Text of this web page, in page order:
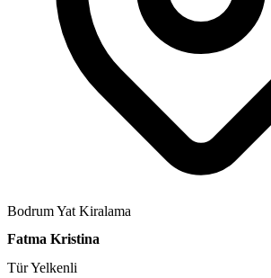
Bodrum Yat Kiralama
Fatma Kristina
TürYelkenli